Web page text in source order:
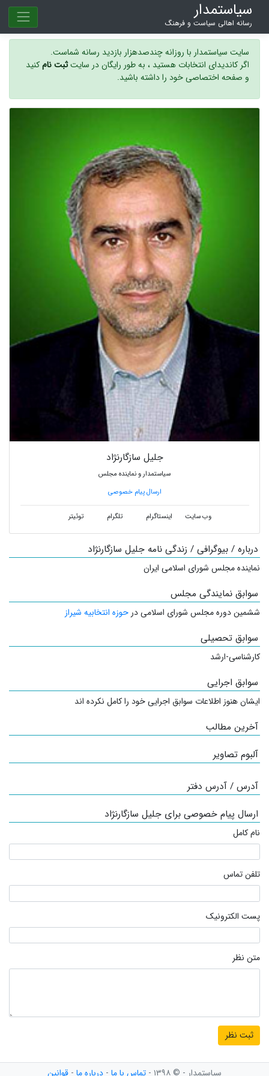
سیاستمدار
رسانه اهالی سیاست و فرهنگ
سایت سیاستمدار با روزانه چندصدهزار بازدید رسانه شماست.
اگر کاندیدای انتخابات هستید ، به طور رایگان در سایتثبت نامکنید
و صفحه اختصاصی خود را داشته باشید.
جلیل سازگارنژاد
سیاستمدار و نماینده مجلس
ارسال پیام خصوصی
وب سایت اینستاگرام تلگرام توئیتر
درباره / بیوگرافی / زندگی نامه جلیل سازگارنژاد
نماینده مجلس شورای اسلامی ایران
سوابق نمایندگی مجلس
ششمین دوره مجلس شورای اسلامی در حوزه انتخابیه شیراز
سوابق تحصیلی
کارشناسی-ارشد
سوابق اجرایی
ایشان هنوز اطلاعات سوابق اجرایی خود را کامل نکرده اند
آخرین مطالب
آلبوم تصاویر
آدرس / آدرس دفتر
ارسال پیام خصوصی برای جلیل سازگارنژاد
نام کامل
تلفن تماس
پست الکترونیک
متن نظر
سیاستمدار - © ۱۳۹۸ - تماس با ما - درباره ما - قوانین